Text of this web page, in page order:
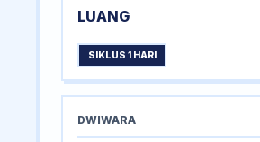
LUANG
SIKLUS 1 HARI
DWIWARA